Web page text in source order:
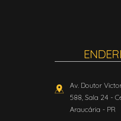
Av. Doutor
588, Sala 24 -
Araucária - PR